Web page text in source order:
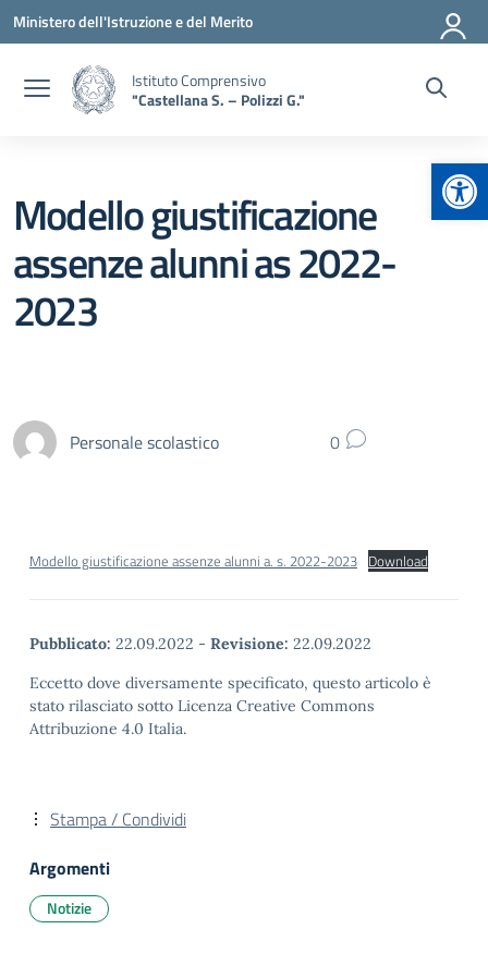
Vai ai contenuti
Vai al menu di navigazione
Vai al footer
Ministero dell'Istruzione e del Merito
Istituto Comprensivo
"Castellana S. – Polizzi G."
Modello giustificazione
assenze alunni as 2022-
2023
Personale scolastico 0
Modello giustificazione assenze alunni a. s. 2022-2023 Download
Pubblicato: 22.09.2022 - Revisione: 22.09.2022
Eccetto dove diversamente specificato, questo articolo è
stato rilasciato sotto Licenza Creative Commons
Attribuzione 4.0 Italia.
Stampa / Condividi
Argomenti
Notizie